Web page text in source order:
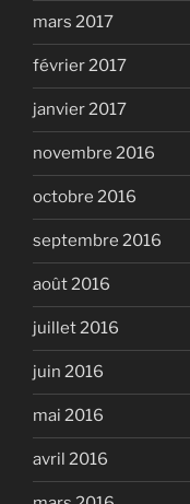
mars 2017
février 2017
janvier 2017
novembre 2016
octobre 2016
septembre 2016
août 2016
juillet 2016
juin 2016
mai 2016
avril 2016